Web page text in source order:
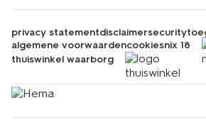
privacy statementdisclaimersecurity
algemene voorwaardencookiesnix 18
thuiswinkel waarborg